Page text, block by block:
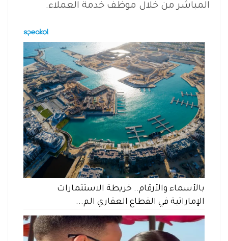
المباشر من خلال موظف خدمة العملاء.
بالأسماء والأرقام.. خريطة الاستثمارات
الإماراتية في القطاع العقاري الم...